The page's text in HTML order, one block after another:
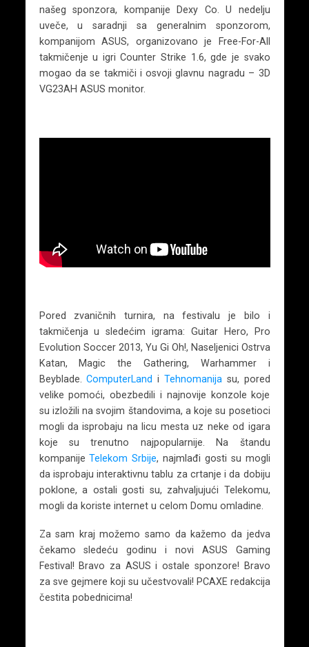
našeg sponzora, kompanije Dexy Co. U nedelju
uveče, u saradnji sa generalnim sponzorom,
kompanijom ASUS, organizovano je Free-For-All
takmičenje u igri Counter Strike 1.6, gde je svako
mogao da se takmiči i osvoji glavnu nagradu – 3D
VG23AH ASUS monitor.
Pored zvaničnih turnira, na festivalu je bilo i
takmičenja u sledećim igrama: Guitar Hero, Pro
Evolution Soccer 2013, Yu Gi Oh!, Naseljenici Ostrva
Katan, Magic the Gathering, Warhammer i
Beyblade.ComputerLand i Tehnomanija su, pored
velike pomoći, obezbedili i najnovije konzole koje
su izložili na svojim štandovima, a koje su posetioci
mogli da isprobaju na licu mesta uz neke od igara
koje su trenutno najpopularnije. Na štandu
kompanijeTelekom Srbije, najmlađi gosti su mogli
da isprobaju interaktivnu tablu za crtanje i da dobiju
poklone, a ostali gosti su, zahvaljujući Telekomu,
mogli da koriste internet u celom Domu omladine.
Za sam kraj možemo samo da kažemo da jedva
čekamo sledeću godinu i novi ASUS Gaming
Festival! Bravo za ASUS i ostale sponzore! Bravo
za sve gejmere koji su učestvovali! PCAXE redakcija
čestita pobednicima!